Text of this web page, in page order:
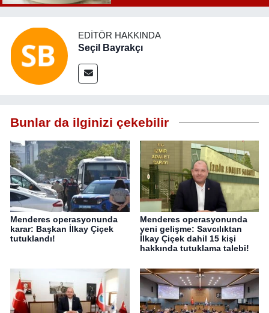
EDITÖR HAKKINDA
Seçil Bayrakçı
Bunlar da ilginizi çekebilir
Menderes operasyonunda
karar: Başkan İlkay Çiçek
tutuklandı!
Menderes operasyonunda
yeni gelişme: Savcılıktan
İlkay Çiçek dahil 15 kişi
hakkında tutuklama talebi!